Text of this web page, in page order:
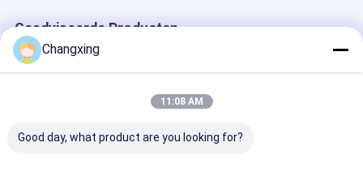
Geadviseerde Producten
Changxing
11:08 AM
Good day, what product are you looking for?